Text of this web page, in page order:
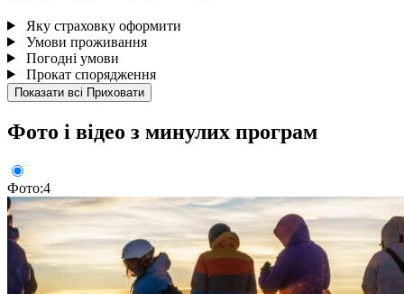
Яку страховку оформити
Умови проживання
Погодні умови
Прокат спорядження
Показати всі Приховати
Фото і відео з минулих програм
Фото:4